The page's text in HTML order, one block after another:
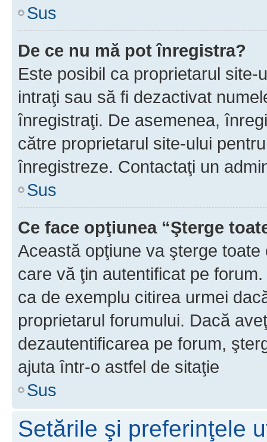
Sus
De ce nu mă pot înregistra?
Este posibil ca proprietarul
intraţi sau să fi dezactivat
înregistraţi. De asemenea,
către proprietarul site-ului
înregistreze. Contactaţi un
Sus
Ce face opţiunea “Şterge
Această opţiune va şterge
care vă ţin autentificat pe
ca de exemplu citirea urmei
proprietarul forumului. Dacă
dezautentificarea pe forum,
ajuta într-o astfel de sitaţie
Sus
Setările şi preferinţele